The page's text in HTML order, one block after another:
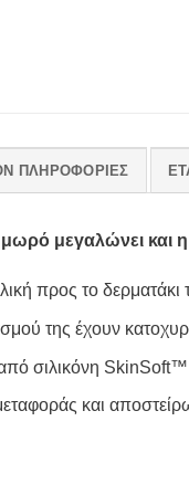
ΠΛΗΡΟΦΟΡΊΕΣ
μεγαλώνει και η
προς το
της έχουν
από σιλικόνη SkinSoft™
και